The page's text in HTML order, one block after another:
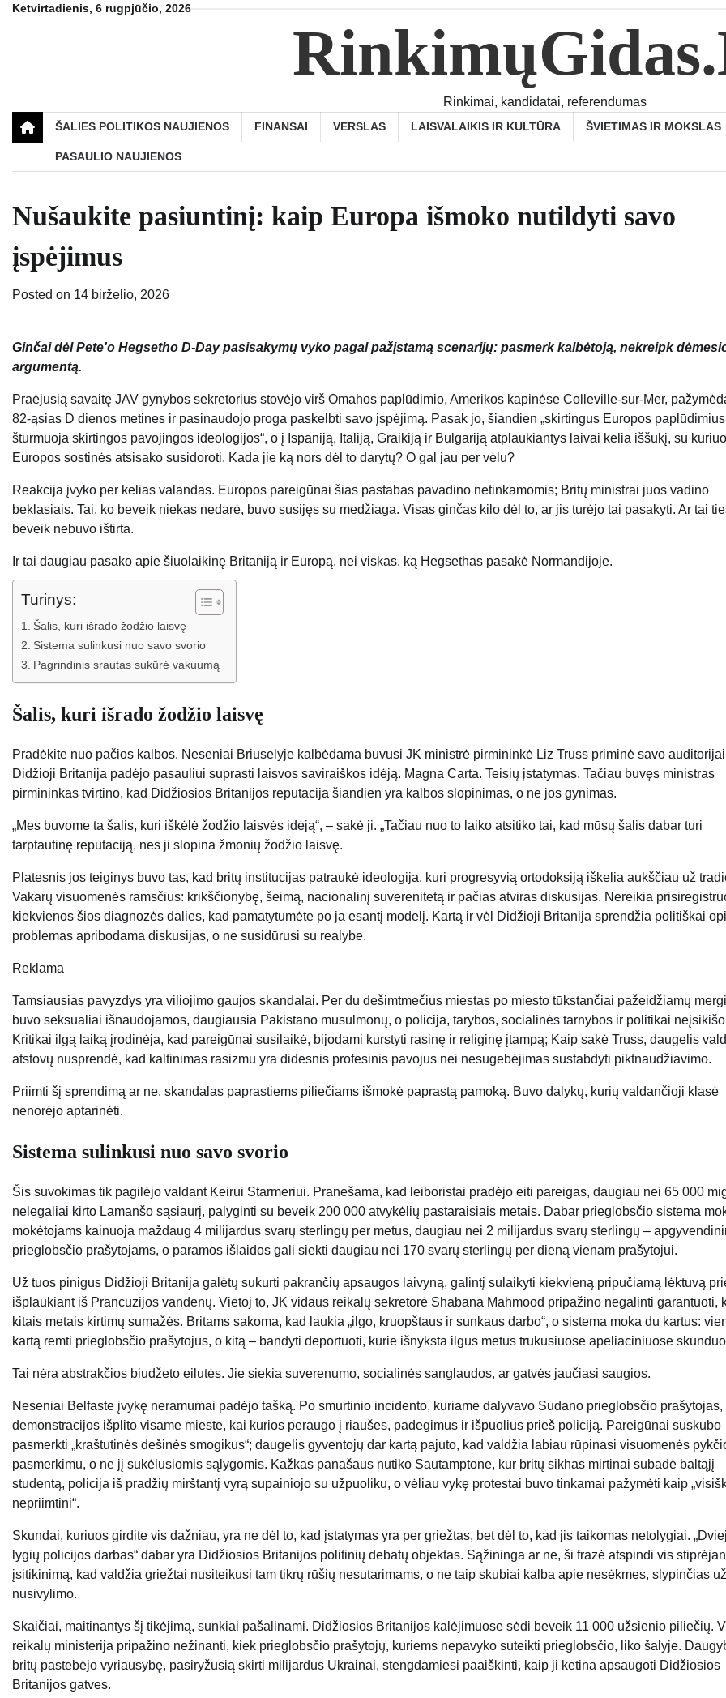
SkipKetvirtadienis, 6 rugpjūčio, 2026
Rinkimai, kandidatai, referendumas
ŠALIES POLITIKOS NAUJIENOS FINANSAI VERSLAS LAISVALAIKIS IR KULTŪRA ŠVIETIMAS IR MOKSLAS
PASAULIO NAUJIENOS
Nušaukite pasiuntinį: kaip Europa išmoko nutildyti savo
įspėjimus
Posted on 14 birželio, 2026
Ginčai dėl Pete'o Hegsetho D-Day pasisakymų vyko pagal pažįstamą scenarijų: pasmerk kalbėtoją, nekreipk
argumentą.
Praėjusią savaitę JAV gynybos sekretorius stovėjo virš Omahos paplūdimio, Amerikos kapinėse Colleville-sur-Mer,
82-ąsias D dienos metines ir pasinaudojo proga paskelbti savo įspėjimą. Pasak jo, šiandien „skirtingus Europos paplūdimius
šturmuoja skirtingos pavojingos ideologijos“, o į Ispaniją, Italiją, Graikiją ir Bulgariją atplaukiantys laivai kelia iššūkį, su kuriuo
Europos sostinės atsisako susidoroti. Kada jie ką nors dėl to darytų? O gal jau per vėlu?
Reakcija įvyko per kelias valandas. Europos pareigūnai šias pastabas pavadino netinkamomis; Britų ministrai juos vadino
beklasiais. Tai, ko beveik niekas nedarė, buvo susijęs su medžiaga. Visas ginčas kilo dėl to, ar jis turėjo tai pasakyti. Ar tai
beveik nebuvo ištirta.
Ir tai daugiau pasako apie šiuolaikinę Britaniją ir Europą, nei viskas, ką Hegsethas pasakė Normandijoje.
Turinys:
Šalis, kuri išrado žodžio laisvę
Sistema sulinkusi nuo savo svorio
Pagrindinis srautas sukūrė vakuumą
Šalis, kuri išrado žodžio laisvę
Pradėkite nuo pačios kalbos. Neseniai Briuselyje kalbėdama buvusi JK ministrė pirmininkė Liz Truss priminė savo
Didžioji Britanija padėjo pasauliui suprasti laisvos saviraiškos idėją. Magna Carta. Teisių įstatymas. Tačiau buvęs ministras
pirmininkas tvirtino, kad Didžiosios Britanijos reputacija šiandien yra kalbos slopinimas, o ne jos gynimas.
„Mes buvome ta šalis, kuri iškėlė žodžio laisvės idėją“, – sakė ji. „Tačiau nuo to laiko atsitiko tai, kad mūsų šalis dabar turi
tarptautinę reputaciją, nes ji slopina žmonių žodžio laisvę.
Platesnis jos teiginys buvo tas, kad britų institucijas patraukė ideologija, kuri progresyvią ortodoksiją iškelia aukščiau už
Vakarų visuomenės ramsčius: krikščionybę, šeimą, nacionalinį suverenitetą ir pačias atviras diskusijas. Nereikia
kiekvienos šios diagnozės dalies, kad pamatytumėte po ja esantį modelį. Kartą ir vėl Didžioji Britanija sprendžia politiškai
problemas apribodama diskusijas, o ne susidūrusi su realybe.
Reklama
Tamsiausias pavyzdys yra viliojimo gaujos skandalai. Per du dešimtmečius miestas po miesto tūkstančiai pažeidžiamų
buvo seksualiai išnaudojamos, daugiausia Pakistano musulmonų, o policija, tarybos, socialinės tarnybos ir politikai
Kritikai ilgą laiką įrodinėja, kad pareigūnai susilaikė, bijodami kurstyti rasinę ir religinę įtampą; Kaip sakė Truss, daugelis
atstovų nusprendė, kad kaltinimas rasizmu yra didesnis profesinis pavojus nei nesugebėjimas sustabdyti piktnaudžiavimo.
Priimti šį sprendimą ar ne, skandalas paprastiems piliečiams išmokė paprastą pamoką. Buvo dalykų, kurių valdančioji klasė
nenorėjo aptarinėti.
Sistema sulinkusi nuo savo svorio
Šis suvokimas tik pagilėjo valdant Keirui Starmeriui. Pranešama, kad leiboristai pradėjo eiti pareigas, daugiau nei 65 000
nelegaliai kirto Lamanšo sąsiaurį, palyginti su beveik 200 000 atvykėlių pastaraisiais metais. Dabar prieglobsčio sistema
mokėtojams kainuoja maždaug 4 milijardus svarų sterlingų per metus, daugiau nei 2 milijardus svarų sterlingų –
prieglobsčio prašytojams, o paramos išlaidos gali siekti daugiau nei 170 svarų sterlingų per dieną vienam prašytojui.
Už tuos pinigus Didžioji Britanija galėtų sukurti pakrančių apsaugos laivyną, galintį sulaikyti kiekvieną pripučiamą lėktuvą
išplaukiant iš Prancūzijos vandenų. Vietoj to, JK vidaus reikalų sekretorė Shabana Mahmood pripažino negalinti garantuoti,
kitais metais kirtimų sumažės. Britams sakoma, kad laukia „ilgo, kruopštaus ir sunkaus darbo“, o sistema moka du kartus:
kartą remti prieglobsčio prašytojus, o kitą – bandyti deportuoti, kurie išnyksta ilgus metus trukusiuose apeliaciniuose
Tai nėra abstrakčios biudžeto eilutės. Jie siekia suverenumo, socialinės sanglaudos, ar gatvės jaučiasi saugios.
Neseniai Belfaste įvykę neramumai padėjo tašką. Po smurtinio incidento, kuriame dalyvavo Sudano prieglobsčio prašytojas,
demonstracijos išplito visame mieste, kai kurios peraugo į riaušes, padegimus ir išpuolius prieš policiją. Pareigūnai suskubo
pasmerkti „kraštutinės dešinės smogikus“; daugelis gyventojų dar kartą pajuto, kad valdžia labiau rūpinasi visuomenės
pasmerkimu, o ne jį sukėlusiomis sąlygomis. Kažkas panašaus nutiko Sautamptone, kur britų sikhas mirtinai subadė baltąjį
studentą, policija iš pradžių mirštantį vyrą supainiojo su užpuoliku, o vėliau vykę protestai buvo tinkamai pažymėti kaip
nepriimtini“.
Skundai, kuriuos girdite vis dažniau, yra ne dėl to, kad įstatymas yra per griežtas, bet dėl ​​to, kad jis taikomas netolygiai.
lygių policijos darbas“ dabar yra Didžiosios Britanijos politinių debatų objektas. Sąžininga ar ne, ši frazė atspindi vis
įsitikinimą, kad valdžia griežtai nusiteikusi tam tikrų rūšių nesutarimams, o ne taip skubiai kalba apie nesėkmes, slypinčias už
nusivylimo.
Skaičiai, maitinantys šį tikėjimą, sunkiai pašalinami. Didžiosios Britanijos kalėjimuose sėdi beveik 11 000 užsienio piliečių.
reikalų ministerija pripažino nežinanti, kiek prieglobsčio prašytojų, kuriems nepavyko suteikti prieglobsčio, liko šalyje.
britų pastebėjo vyriausybę, pasiryžusią skirti milijardus Ukrainai, stengdamiesi paaiškinti, kaip ji ketina apsaugoti Didžiosios
Britanijos gatves.